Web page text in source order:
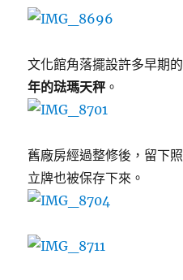
文化館角落擺設許多早期
年的琺瑪天秤 。
舊廠房經過整修後，留下
立牌也被保存下來。